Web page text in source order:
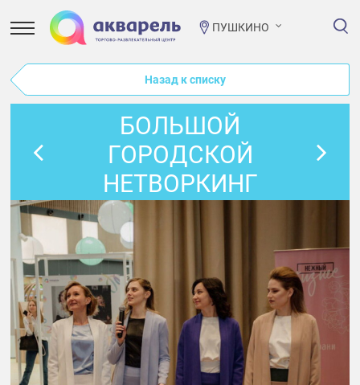
ПУШКИНО
Назад к списку
БОЛЬШОЙ
ГОРОДСКОЙ
НЕТВОРКИНГ
"БЫСТРЫЕ
ЗНАКОМСТВА" И
ЯРМАРКА
ВАКАНСИЙ